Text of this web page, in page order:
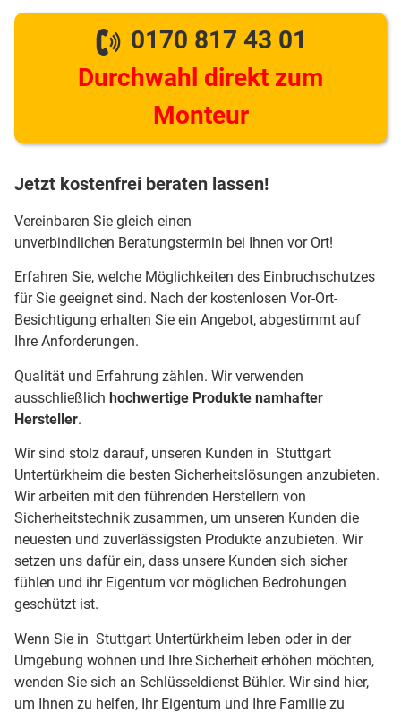
0170 817 43 01
Durchwahl direkt zum
Monteur
Jetzt kostenfrei beraten lassen!
Vereinbaren Sie gleich einen
unverbindlichen Beratungstermin bei Ihnen vor Ort!
Erfahren Sie, welche Möglichkeiten des Einbruchschutzes
für Sie geeignet sind. Nach der kostenlosen Vor-Ort-
Besichtigung erhalten Sie ein Angebot, abgestimmt auf
Ihre Anforderungen.
Qualität und Erfahrung zählen. Wir verwenden
ausschließlich hochwertige Produkte namhafter
Hersteller.
Wir sind stolz darauf, unseren Kunden in Stuttgart
Untertürkheim die besten Sicherheitslösungen anzubieten.
Wir arbeiten mit den führenden Herstellern von
Sicherheitstechnik zusammen, um unseren Kunden die
neuesten und zuverlässigsten Produkte anzubieten. Wir
setzen uns dafür ein, dass unsere Kunden sich sicher
fühlen und ihr Eigentum vor möglichen Bedrohungen
geschützt ist.
Wenn Sie in Stuttgart Untertürkheim leben oder in der
Umgebung wohnen und Ihre Sicherheit erhöhen möchten,
wenden Sie sich an Schlüsseldienst Bühler. Wir sind hier,
um Ihnen zu helfen, Ihr Eigentum und Ihre Familie zu